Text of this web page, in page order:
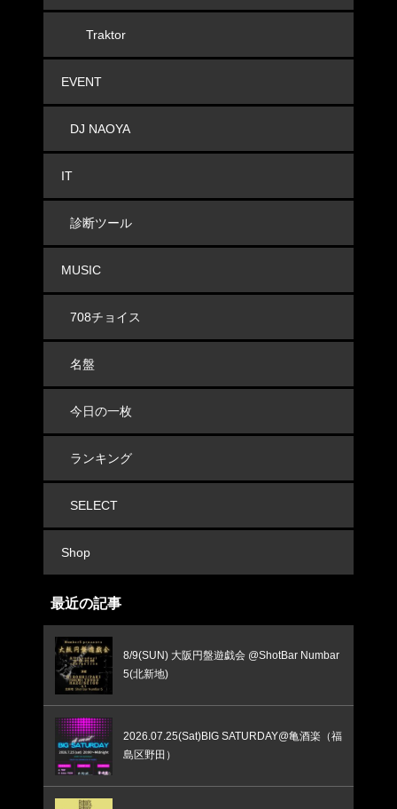
Traktor
EVENT
DJ NAOYA
IT
診断ツール
MUSIC
708チョイス
名盤
今日の一枚
ランキング
SELECT
Shop
最近の記事
8/9(SUN) 大阪円盤遊戯会 @ShotBar Numbar
5(北新地)
2026.07.25(Sat)BIG SATURDAY@亀酒楽（福
島区野田）